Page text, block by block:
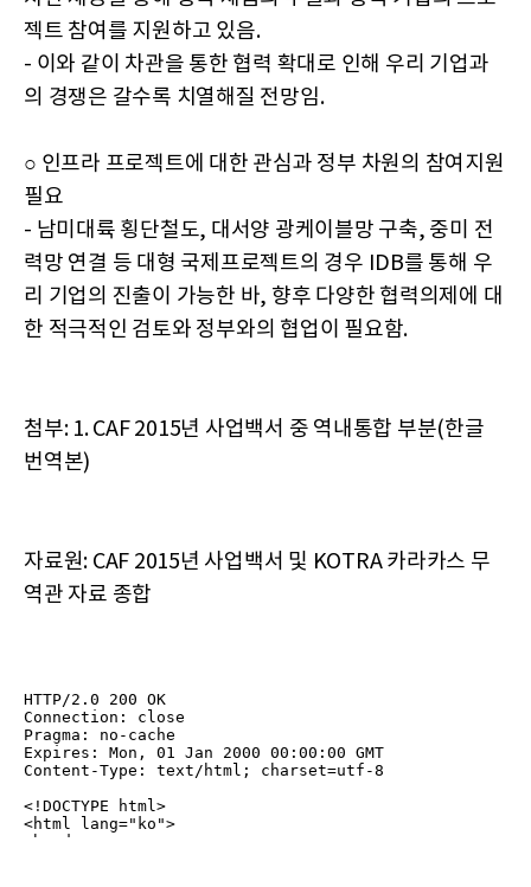
젝트 참여를 지원하고 있음.
- 이와 같이 차관을 통한 협력 확대로 인해 우리 기업과
의 경쟁은 갈수록 치열해질 전망임.
○ 인프라 프로젝트에 대한 관심과 정부 차원의 참여지원
필요
- 남미대륙 횡단철도, 대서양 광케이블망 구축, 중미 전
력망 연결 등 대형 국제프로젝트의 경우 IDB를 통해 우
리 기업의 진출이 가능한 바, 향후 다양한 협력의제에 대
한 적극적인 검토와 정부와의 협업이 필요함.
첨부: 1. CAF 2015년 사업백서 중 역내통합 부분(한글
번역본)
자료원: CAF 2015년 사업백서 및 KOTRA 카라카스 무
역관 자료 종합